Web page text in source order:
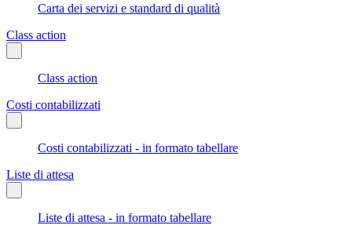
Carta dei servizi e standard di qualità
Class action
Class action
Costi contabilizzati
Costi contabilizzati - in formato tabellare
Liste di attesa
Liste di attesa - in formato tabellare